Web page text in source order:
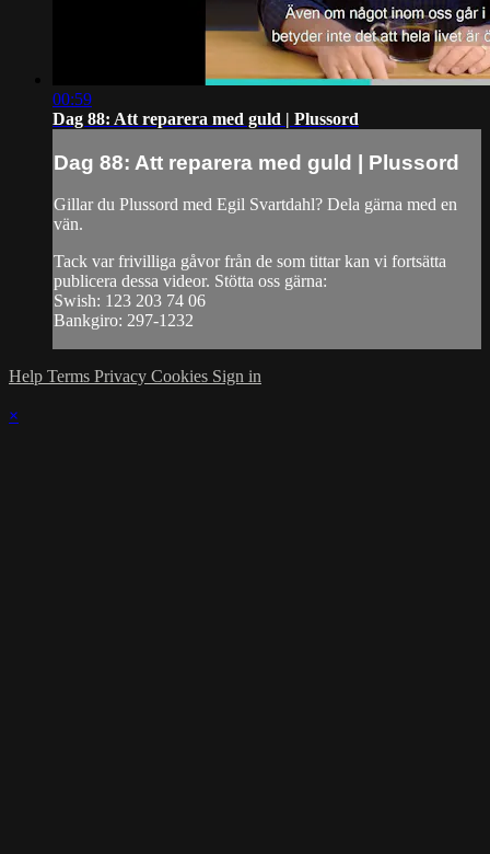
00:59
Dag 88: Att reparera med guld | Plussord
Dag 88: Att reparera med guld | Plussord
Gillar du Plussord med Egil Svartdahl? Dela gärna med en
vän.
Tack var frivilliga gåvor från de som tittar kan vi fortsätta
publicera dessa videor. Stötta oss gärna:
Swish: 123 203 74 06
Bankgiro: 297-1232
Help Terms Privacy Cookies Sign in
×